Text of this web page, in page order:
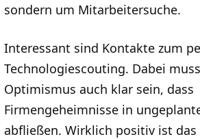
sondern um Mitarbeitersuche.
Interessant sind Kontakte zum
Technologiescouting. Dabei
Optimismus auch klar sein, dass
Firmengeheimnisse in
abfließen. Wirklich positiv ist